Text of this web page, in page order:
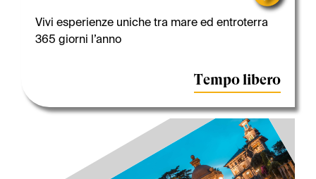
Vivi esperienze uniche tra mare ed entroterra
365 giorni l’anno
Tempo libero